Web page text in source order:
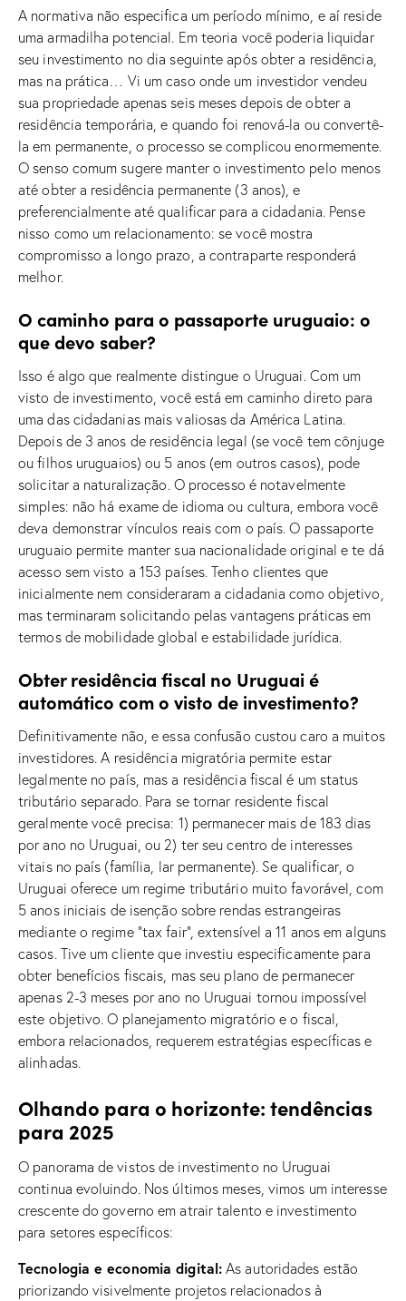
A normativa não especifica um período mínimo, e aí reside
uma armadilha potencial. Em teoria você poderia liquidar
seu investimento no dia seguinte após obter a residência,
mas na prática… Vi um caso onde um investidor vendeu
sua propriedade apenas seis meses depois de obter a
residência temporária, e quando foi renová-la ou convertê-
la em permanente, o processo se complicou enormemente.
O senso comum sugere manter o investimento pelo menos
até obter a residência permanente (3 anos), e
preferencialmente até qualificar para a cidadania. Pense
nisso como um relacionamento: se você mostra
compromisso a longo prazo, a contraparte responderá
melhor.
O caminho para o passaporte uruguaio: o
que devo saber?
Isso é algo que realmente distingue o Uruguai. Com um
visto de investimento, você está em caminho direto para
uma das cidadanias mais valiosas da América Latina.
Depois de 3 anos de residência legal (se você tem cônjuge
ou filhos uruguaios) ou 5 anos (em outros casos), pode
solicitar a naturalização. O processo é notavelmente
simples: não há exame de idioma ou cultura, embora você
deva demonstrar vínculos reais com o país. O passaporte
uruguaio permite manter sua nacionalidade original e te dá
acesso sem visto a 153 países. Tenho clientes que
inicialmente nem consideraram a cidadania como objetivo,
mas terminaram solicitando pelas vantagens práticas em
termos de mobilidade global e estabilidade jurídica.
Obter residência fiscal no Uruguai é
automático com o visto de investimento?
Definitivamente não, e essa confusão custou caro a muitos
investidores. A residência migratória permite estar
legalmente no país, mas a residência fiscal é um status
tributário separado. Para se tornar residente fiscal
geralmente você precisa: 1) permanecer mais de 183 dias
por ano no Uruguai, ou 2) ter seu centro de interesses
vitais no país (família, lar permanente). Se qualificar, o
Uruguai oferece um regime tributário muito favorável, com
5 anos iniciais de isenção sobre rendas estrangeiras
mediante o regime “tax fair”, extensível a 11 anos em alguns
casos. Tive um cliente que investiu especificamente para
obter benefícios fiscais, mas seu plano de permanecer
apenas 2-3 meses por ano no Uruguai tornou impossível
este objetivo. O planejamento migratório e o fiscal,
embora relacionados, requerem estratégias específicas e
alinhadas.
Olhando para o horizonte: tendências
para 2025
O panorama de vistos de investimento no Uruguai
continua evoluindo. Nos últimos meses, vimos um interesse
crescente do governo em atrair talento e investimento
para setores específicos:
Tecnologia e economia digital: As autoridades estão
priorizando visivelmente projetos relacionados à